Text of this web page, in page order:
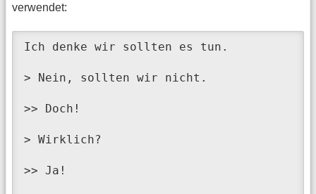
verwendet:
Ich denke wir sollten es tun.
> Nein, sollten wir nicht.
>> Doch!
> Wirklich?
>> Ja!